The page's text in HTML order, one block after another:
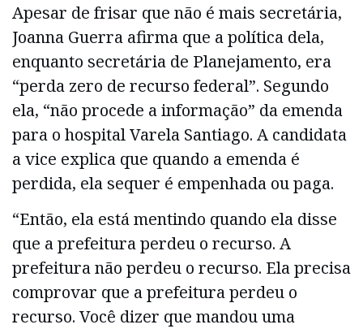
Apesar de frisar que não é mais secretária,
Joanna Guerra afirma que a política dela,
enquanto secretária de Planejamento, era
“perda zero de recurso federal”. Segundo
ela, “não procede a informação” da emenda
para o hospital Varela Santiago. A candidata
a vice explica que quando a emenda é
perdida, ela sequer é empenhada ou paga.
“Então, ela está mentindo quando ela disse
que a prefeitura perdeu o recurso. A
prefeitura não perdeu o recurso. Ela precisa
comprovar que a prefeitura perdeu o
recurso. Você dizer que mandou uma